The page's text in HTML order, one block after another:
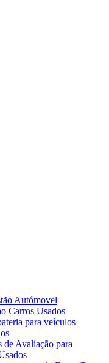
Autómovel
Carros Usados
para veículos
de Avaliação para